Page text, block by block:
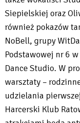
Siepielskiej oraz
również pokazów
NoBell, grupy
Podstawowej nr 6 w
Dance Studio. W
warsztaty –
udzielania
Harcerski Klub